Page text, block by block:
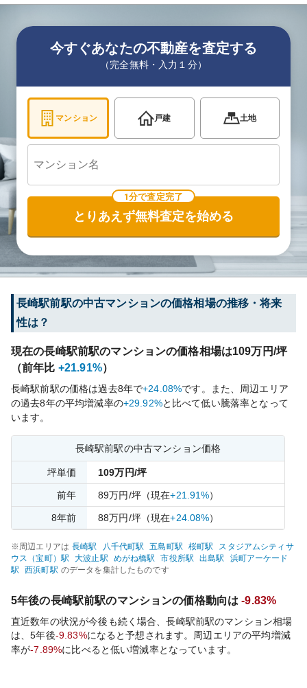
今すぐあなたの不動産を査定する
（完全無料・入力１分）
マンション 戸建 土地
1分で査定完了
とりあえず無料査定を始める
長崎駅前駅の中古マンションの価格相場の推移・将来
性は？
現在の長崎駅前駅のマンションの価格相場は109万円/坪
（前年比 +21.91%）
長崎駅前駅の価格は過去8年で+24.08%です。
また、周辺エリア
の過去8年の平均増減率の+29.92%と比べて低い騰落率となって
います。
長崎駅前駅の中古マンション価格
坪単価 109万円/坪
前年 89万円/坪（現在+21.91%）
8年前 88万円/坪（現在+24.08%）
※周辺エリアは 長崎駅 八千代町駅 五島町駅 桜町駅
スタジアムシティサ
ウス（宝町）駅 大波止駅 めがね橋駅 市役所駅 出島駅
浜町アーケード
駅
西浜町駅 のデータを集計したものです
5年後の長崎駅前駅のマンションの価格動向は -9.83%
直近数年の状況が今後も続く場合、長崎駅前駅のマンション相場
は、5年後-9.83%になると予想されます。周辺エリアの平均増減
率が-7.89%に比べると低い増減率となっています。